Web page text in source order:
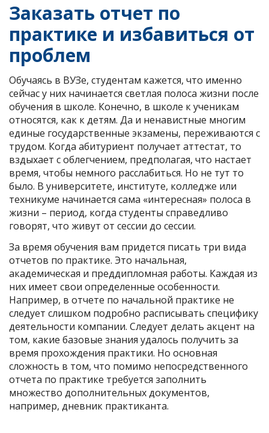
Заказать отчет по
практике и избавиться от
проблем
Обучаясь в ВУЗе, студентам кажется, что именно
сейчас у них начинается светлая полоса жизни после
обучения в школе. Конечно, в школе к ученикам
относятся, как к детям. Да и ненавистные многим
единые государственные экзамены, переживаются с
трудом. Когда абитуриент получает аттестат, то
вздыхает с облегчением, предполагая, что настает
время, чтобы немного расслабиться. Но не тут то
было. В университете, институте, колледже или
техникуме начинается сама «интересная» полоса в
жизни – период, когда студенты справедливо
говорят, что живут от сессии до сессии.
За время обучения вам придется писать три вида
отчетов по практике. Это начальная,
академическая и преддипломная работы. Каждая из
них имеет свои определенные особенности.
Например, в отчете по начальной практике не
следует слишком подробно расписывать специфику
деятельности компании. Следует делать акцент на
том, какие базовые знания удалось получить за
время прохождения практики. Но основная
сложность в том, что помимо непосредственного
отчета по практике требуется заполнить
множество дополнительных документов,
например, дневник практиканта.